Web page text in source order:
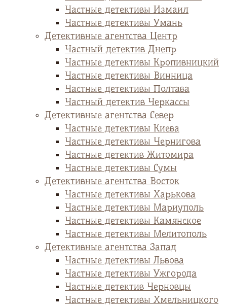
Частные детективы Измаил
Частные детективы Умань
Детективные агентства Центр
Частный детектив Днепр
Частные детективы Кропивницкий
Частные детективы Винница
Частные детективы Полтава
Частный детектив Черкассы
Детективные агентства Север
Частные детективы Киева
Частные детективы Чернигова
Частные детектив Житомира
Частные детективы Сумы
Детективные агентства Восток
Частные детективы Харькова
Частные детективы Мариуполь
Частные детективы Камянское
Частные детективы Мелитополь
Детективные агентства Запад
Частные детективы Львова
Частные детективы Ужгорода
Частные детектив Черновцы
Частные детективы Хмельницкого